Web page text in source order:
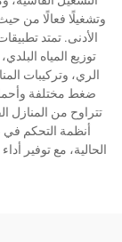
وتشغيلًا فعالًا من
الأدنى. تمتد
توزيع المياه
الري، وتركيبات
ضغط مختلفة
تتراوح من المنازل
أنظمة التحكم في
الحالية، مع توفير